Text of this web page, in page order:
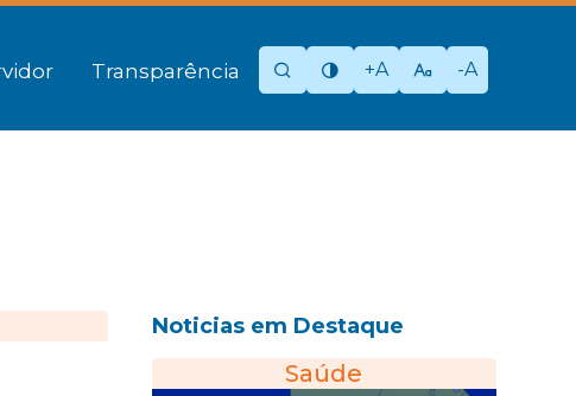
Transparência +A -A
Noticias em Destaque
Saúde